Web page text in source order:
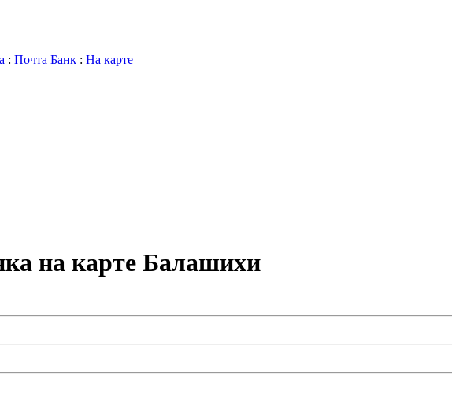
: Почта Банк : На карте
на карте Балашихи